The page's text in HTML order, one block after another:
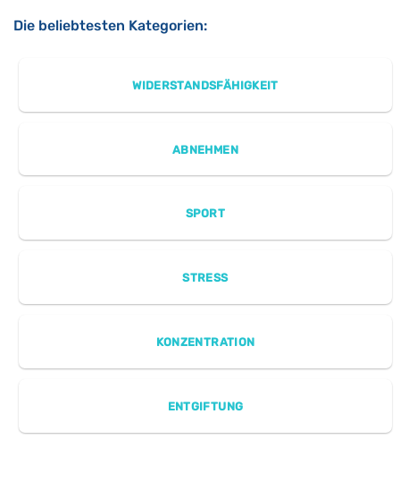
Die beliebtesten Kategorien:
WIDERSTANDSFÄHIGKEIT
ABNEHMEN
SPORT
STRESS
KONZENTRATION
ENTGIFTUNG